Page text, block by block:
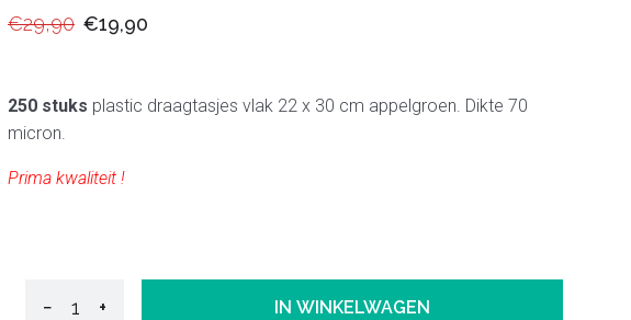
€29,90 €19,90
250 stuks plastic draagtasjes vlak 22 x 30 cm appelgroen. Dikte 70
micron.
Prima kwaliteit !
− + IN WINKELWAGEN